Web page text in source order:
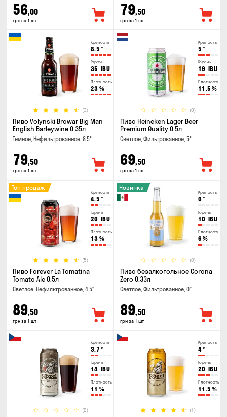
56,00
грн за 1 шт
79,50
грн за 1 шт
Крепость
8.5 °
Горечь
35 IBU
Плотность
23 %
(3)
Пиво Volynski Browar Big Man
English Barleywine 0.35л
Темное, Нефильтрованное, 8.5°
79,50
грн за 1 шт
Крепость
5 °
Горечь
19 IBU
Плотность
11.5 %
(0)
Пиво Heineken Lager Beer
Premium Quality 0.5л
Светлое, Фильтрованное, 5°
69,50
грн за 1 шт
Крепость
4.5 °
Горечь
20 IBU
Плотность
13 %
(5)
Топ продаж
Пиво Forever La Tomatina
Tomato Ale 0.5л
Светлое, Нефильтрованное, 4.5°
89,50
грн за 1 шт
Крепость
0 °
Горечь
10 IBU
Плотность
6 %
(0)
Новинка
Пиво безалкогольное Corona
Zero 0.33л
Светлое, Фильтрованное, 0°
89,50
грн за 1 шт
Крепость
3.7 °
Горечь
14 IBU
Плотность
11 %
(0)
Крепость
4°
Горечь
20 IBU
Плотность
11.5 %
(1)